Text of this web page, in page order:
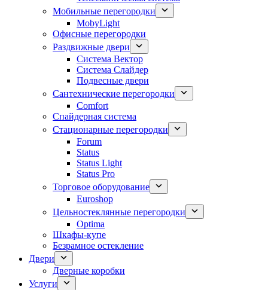
Мобильные перегородки
MobyLight
Офисные перегородки
Раздвижные двери
Система Вектор
Система Слайдер
Подвесные двери
Сантехнические перегородки
Comfort
Спайдерная система
Стационарные перегородки
Forum
Status
Status Light
Status Pro
Торговое оборудование
Euroshop
Цельностеклянные перегородки
Optima
Шкафы-купе
Безрамное остекление
Двери
Дверные коробки
Услуги